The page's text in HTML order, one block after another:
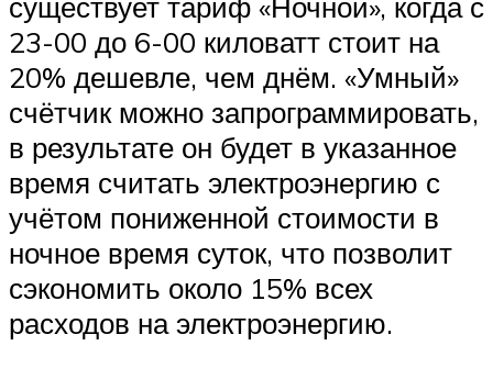
существует тариф «Ночной», когда с
23-00 до 6-00 киловатт стоит на
20% дешевле, чем днём. «Умный»
счётчик можно запрограммировать,
в результате он будет в указанное
время считать электроэнергию с
учётом пониженной стоимости в
ночное время суток, что позволит
сэкономить около 15% всех
расходов на электроэнергию.